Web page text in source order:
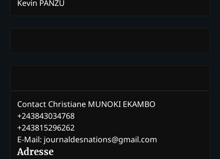
Kevin PANZU
Contact Christiane MUNOKI EKAMBO
+243843034768
+243815296262
E-Mail: journaldesnations@gmail.com
Adresse